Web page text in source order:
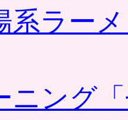
系ラー
ニング